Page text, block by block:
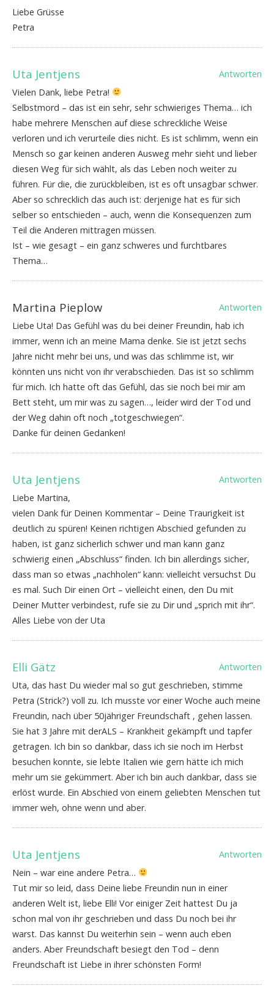
Liebe Grüsse
Petra
Uta Jentjens
Antworten
Vielen Dank, liebe Petra!
Selbstmord – das ist ein sehr, sehr schwieriges Thema… ich
habe mehrere Menschen auf diese schreckliche Weise
verloren und ich verurteile dies nicht. Es ist schlimm, wenn ein
Mensch so gar keinen anderen Ausweg mehr sieht und lieber
diesen Weg für sich wählt, als das Leben noch weiter zu
führen. Für die, die zurückbleiben, ist es oft unsagbar schwer.
Aber so schrecklich das auch ist: derjenige hat es für sich
selber so entschieden – auch, wenn die Konsequenzen zum
Teil die Anderen mittragen müssen.
Ist – wie gesagt – ein ganz schweres und furchtbares
Thema…
Martina Pieplow
Antworten
Liebe Uta! Das Gefühl was du bei deiner Freundin, hab ich
immer, wenn ich an meine Mama denke. Sie ist jetzt sechs
Jahre nicht mehr bei uns, und was das schlimme ist, wir
könnten uns nicht von ihr verabschieden. Das ist so schlimm
für mich. Ich hatte oft das Gefühl, das sie noch bei mir am
Bett steht, um mir was zu sagen…, leider wird der Tod und
der Weg dahin oft noch „totgeschwiegen“.
Danke für deinen Gedanken!
Uta Jentjens
Antworten
Liebe Martina,
vielen Dank für Deinen Kommentar – Deine Traurigkeit ist
deutlich zu spüren! Keinen richtigen Abschied gefunden zu
haben, ist ganz sicherlich schwer und man kann ganz
schwierig einen „Abschluss“ finden. Ich bin allerdings sicher,
dass man so etwas „nachholen“ kann: vielleicht versuchst Du
es mal. Such Dir einen Ort – vielleicht einen, den Du mit
Deiner Mutter verbindest, rufe sie zu Dir und „sprich mit ihr“.
Alles Liebe von der Uta
Elli Gätz
Antworten
Uta, das hast Du wieder mal so gut geschrieben, stimme
Petra (Strick?) voll zu. Ich musste vor einer Woche auch meine
Freundin, nach über 50jähriger Freundschaft , gehen lassen.
Sie hat 3 Jahre mit derALS – Krankheit gekämpft und tapfer
getragen. Ich bin so dankbar, dass ich sie noch im Herbst
besuchen konnte, sie lebte Italien wie gern hätte ich mich
mehr um sie gekümmert. Aber ich bin auch dankbar, dass sie
erlöst wurde. Ein Abschied von einem geliebten Menschen tut
immer weh, ohne wenn und aber.
Uta Jentjens
Antworten
Nein – war eine andere Petra…
Tut mir so leid, dass Deine liebe Freundin nun in einer
anderen Welt ist, liebe Elli! Vor einiger Zeit hattest Du ja
schon mal von ihr geschrieben und dass Du noch bei ihr
warst. Das kannst Du weiterhin sein – wenn auch eben
anders. Aber Freundschaft besiegt den Tod – denn
Freundschaft ist Liebe in ihrer schönsten Form!